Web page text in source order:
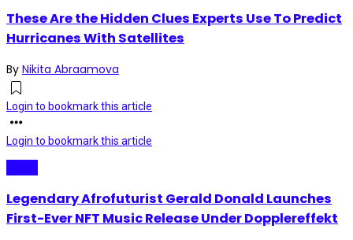
These Are the Hidden Clues Experts Use To Predict
Hurricanes With Satellites
By Nikita Abraamova
Login to bookmark this article
Login to bookmark this article
Legendary Afrofuturist Gerald Donald Launches
First-Ever NFT Music Release Under Dopplereffekt